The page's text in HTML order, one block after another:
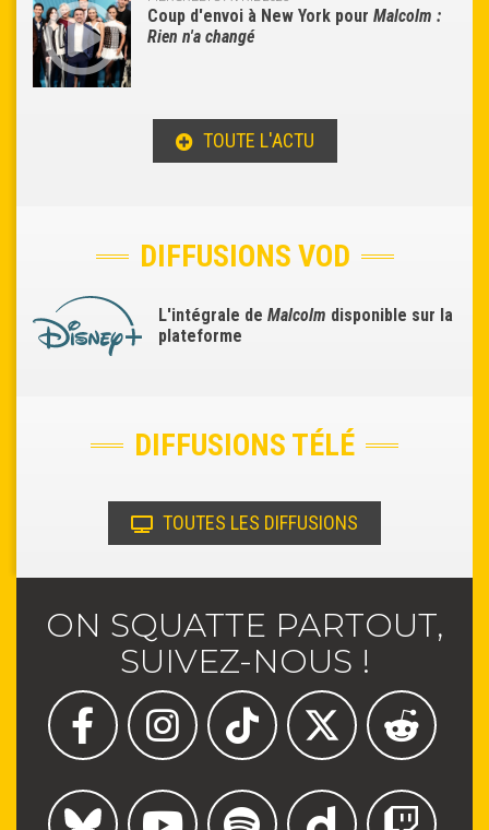
Coup d'envoi à New York pour Malcolm :
Rien n'a changé
TOUTE L'ACTU
DIFFUSIONS VOD
L'intégrale de Malcolm disponible sur la
plateforme
DIFFUSIONS TÉLÉ
TOUTES LES DIFFUSIONS
ON SQUATTE PARTOUT,
SUIVEZ-NOUS !